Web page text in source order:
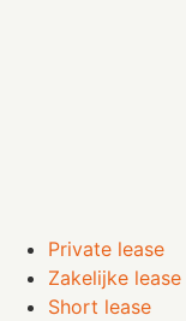
Private lease
Zakelijke lease
Short lease